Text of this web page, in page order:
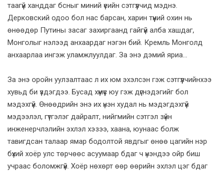
таагүй ханддаг бсныг миний үеийн сэтгүүлчид мэднэ.
Дерковский одоо бол нас барсан, харин түүний охин нь
өнөөдөр Путины засаг захиргаанд гайгүй алба хашдаг,
Монголыг нэлээд анхаардаг нэгэн бий. Кремль Монголд
анхаарлаа ингэж уламжлуулдаг. За энэ дэмий яриа...
За энэ оройн уулзалтаас л их юм эхэлсэн гэж сэтгүүлчийнхээ
хувьд би үздэгдээ. Бусад хүмүүс юу гэж дүгнэдэгийг бол
мэдэхгүй. Өнөөдрийн энэ их үнэн худал нь мэдэгдэхгүй
мэдээлэл, гүтгэлэг дайралт, нийгмийн сэтгэл зүйн
инженерчлэлийн эхлэл хэзээ, хаана, юунаас болж
тавигдсан талаар ямар бодолтой явдгыг өнөө цагийн нэр
бүхий хоёр улс төрчөөс асуумаар бдаг ч үнэндээ ойр биш
учраас боломжгүй. Хоёр нөхөрт өөр өөрийн эхлэл цэг бдаг